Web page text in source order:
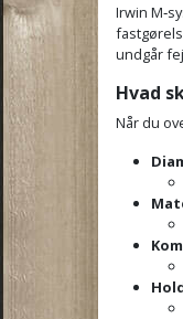
Irwin
undgår
Hvad
Når du